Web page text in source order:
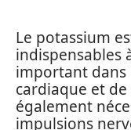
Le potassium
indispensables
important
cardiaque et
également
impulsions